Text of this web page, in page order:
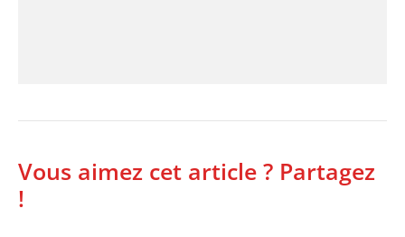
Vous aimez cet article ? Partagez
!